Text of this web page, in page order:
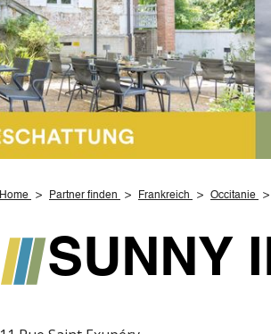
Home Partner finden Frankreich Occitanie
SUNNY